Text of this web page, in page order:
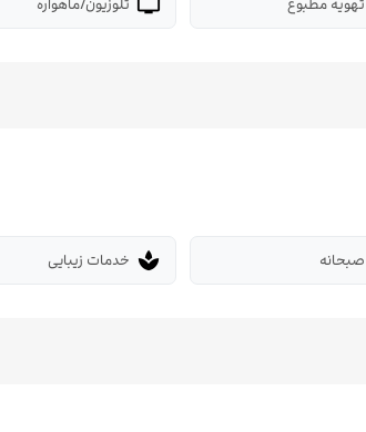
صبحانه spa خدمات زیبایی